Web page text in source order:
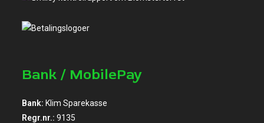
Bank / MobilePay
Bank: Klim Sparekasse
Regr.nr.: 9135